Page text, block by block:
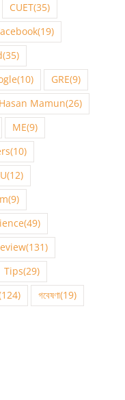
CUET(35)
(19)
(35)
(10) GRE(9)
Mamun(26)
ME(9)
(10)
(12)
(9)
(49)
(131)
Tips(29)
গবেষণা(19)